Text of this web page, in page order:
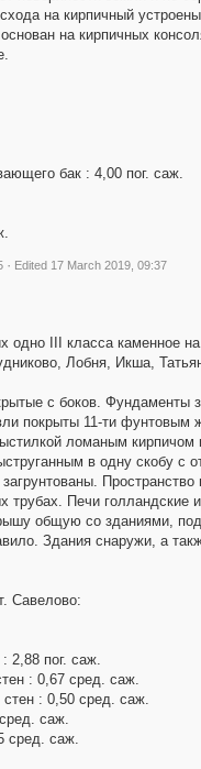
на кирпичный
на кирпичных
бак : 4,00 пог. саж.
· Edited 17 March 2019, 09:37
одно III класса каменное
Лобня, Икша,
с боков.
покрыты 11-ти
ломаным
в одну скобу
Печи
общую со зданиями,
Здания снаружи, а
Савелово:
2,88 пог. саж.
: 0,67 сред. саж.
: 0,50 сред. саж.
саж.
сред. саж.